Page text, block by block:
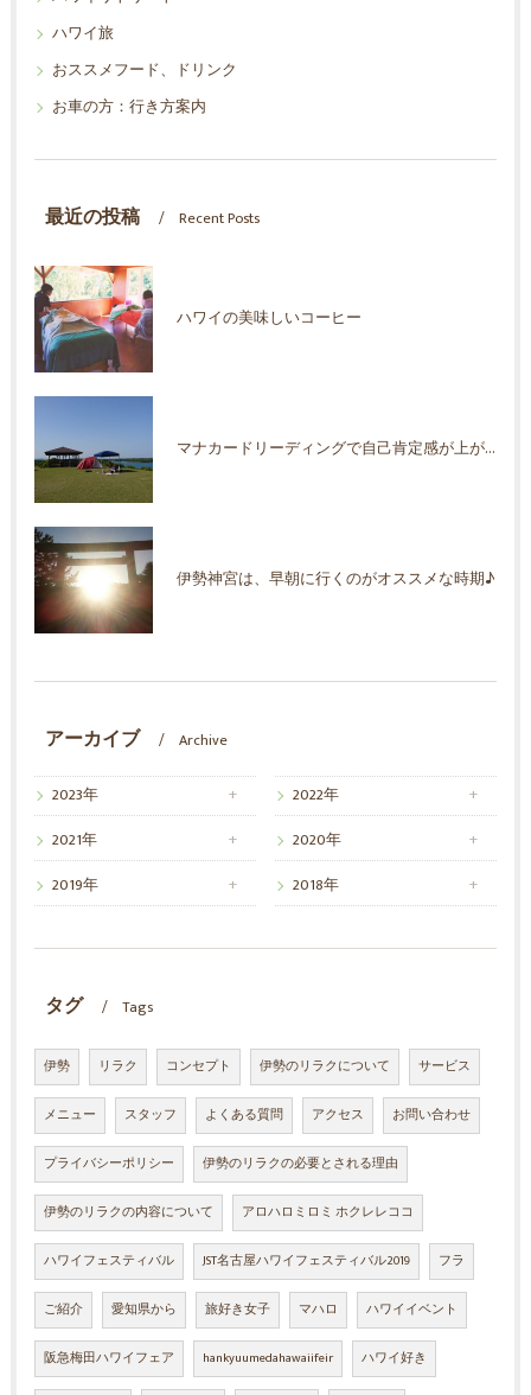
ハワイ旅
おススメフード、ドリンク
お車の方：行き方案内
最近の投稿 Recent Posts
ハワイの美味しいコーヒー
マナカードリーディングで自己肯定感が上がった！
伊勢神宮は、早朝に行くのがオススメな時期♪
アーカイブ Archive
2023年
2022年
2021年
2020年
2019年
2018年
タグ Tags
伊勢 リラク コンセプト 伊勢のリラクについて サービス
メニュー スタッフ よくある質問 アクセス お問い合わせ
プライバシーポリシー 伊勢のリラクの必要とされる理由
伊勢のリラクの内容について アロハロミロミ ホクレレココ
ハワイフェスティバル JST名古屋ハワイフェスティバル2019 フラ
ご紹介 愛知県から 旅好き女子 マハロ ハワイイベント
阪急梅田ハワイフェア hankyuumedahawaiifeir ハワイ好き